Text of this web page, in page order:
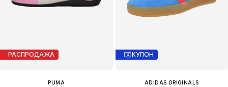
РАСПРОДАЖА
PUMA
КУПОН
ADIDAS ORIGINALS